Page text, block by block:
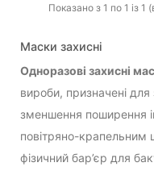
Показано з 1 по 1 із 1
Маски захисні
Одноразові захисні
вироби, призначені
зменшення поширення
повітряно-
фізичний бар’єр для